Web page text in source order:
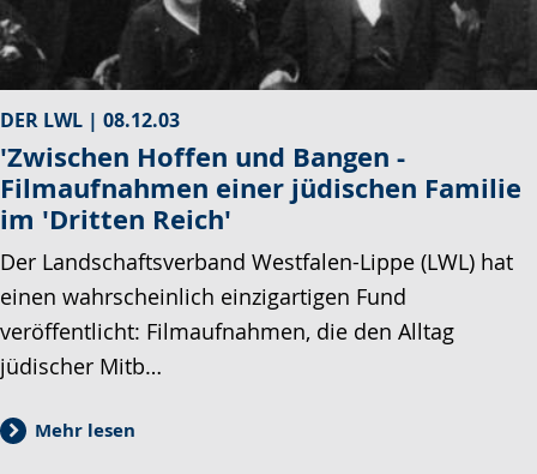
DER LWL | 08.12.03
'Zwischen Hoffen und Bangen -
Filmaufnahmen einer jüdischen Familie
im 'Dritten Reich'
Der Landschaftsverband Westfalen-Lippe (LWL) hat
einen wahrscheinlich einzigartigen Fund
veröffentlicht: Filmaufnahmen, die den Alltag
jüdischer Mitb…
Mehr lesen